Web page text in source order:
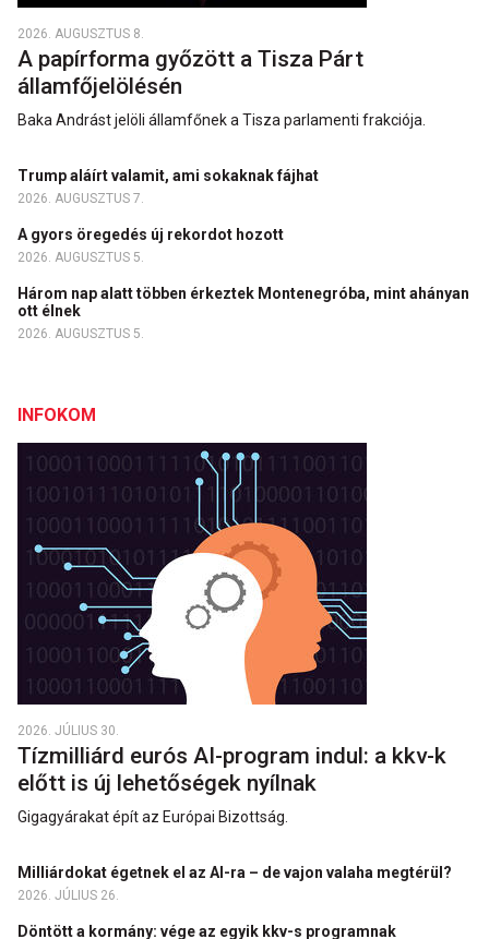
2026. AUGUSZTUS 8.
A papírforma győzött a Tisza Párt
államfőjelölésén
Baka Andrást jelöli államfőnek a Tisza parlamenti frakciója.
Trump aláírt valamit, ami sokaknak fájhat
2026. AUGUSZTUS 7.
A gyors öregedés új rekordot hozott
2026. AUGUSZTUS 5.
Három nap alatt többen érkeztek Montenegróba, mint ahányan
ott élnek
2026. AUGUSZTUS 5.
INFOKOM
2026. JÚLIUS 30.
Tízmilliárd eurós AI-program indul: a kkv-k
előtt is új lehetőségek nyílnak
Gigagyárakat épít az Európai Bizottság.
Milliárdokat égetnek el az AI-ra – de vajon valaha megtérül?
2026. JÚLIUS 26.
Döntött a kormány: vége az egyik kkv-s programnak